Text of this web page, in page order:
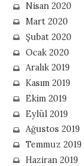
Nisan 2020
Mart 2020
Şubat 2020
Ocak 2020
Aralık 2019
Kasım 2019
Ekim 2019
Eylül 2019
Ağustos 2019
Temmuz 2019
Haziran 2019